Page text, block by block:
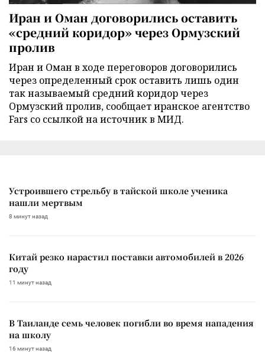
Иран и Оман договорились оставить
«средний коридор» через Ормузский
пролив
Иран и Оман в ходе переговоров договорились
через определенный срок оставить лишь один
так называемый средний коридор через
Ормузский пролив, сообщает иранское агентство
Fars со ссылкой на источник в МИД.
Устроившего стрельбу в тайской школе ученика
нашли мертвым
8 минут назад
Китай резко нарастил поставки автомобилей в 2026
году
11 минут назад
В Таиланде семь человек погибли во время нападения
на школу
16 минут назад